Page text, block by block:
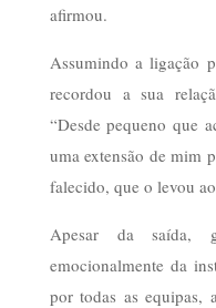
afirmou.
Assumindo a ligação
recordou a sua
“Desde pequeno que
uma extensão de mim
falecido, que o levou
Apesar da saída,
emocionalmente da
por todas as equipas,